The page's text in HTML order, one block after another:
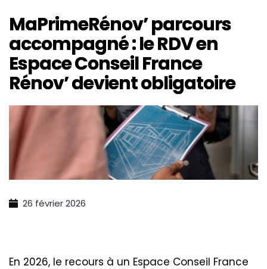
MaPrimeRénov’ parcours
accompagné : le RDV en
Espace Conseil France
Rénov’ devient obligatoire
26 février 2026
En 2026, le recours à un Espace Conseil France